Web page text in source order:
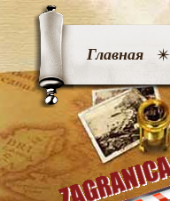
Главная